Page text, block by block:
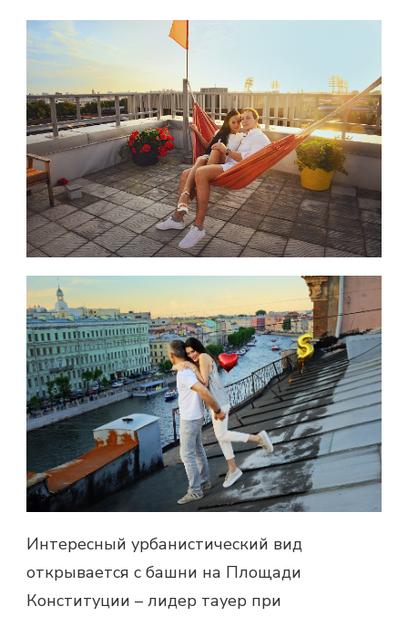
Интересный урбанистический вид
открывается с башни на Площади
Конституции – лидер тауер при